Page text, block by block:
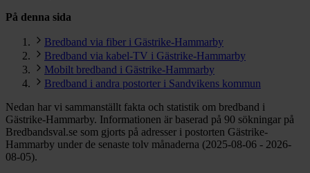
På denna sida
Bredband via fiber i Gästrike-Hammarby
Bredband via kabel-TV i Gästrike-Hammarby
Mobilt bredband i Gästrike-Hammarby
Bredband i andra postorter i Sandvikens kommun
Nedan har vi sammanställt fakta och statistik om bredband i
Gästrike-Hammarby. Informationen är baserad på 90 sökningar på
Bredbandsval.se som gjorts på adresser i postorten Gästrike-
Hammarby under de senaste tolv månaderna (2025-08-06 - 2026-
08-05).